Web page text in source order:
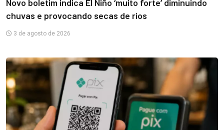
Novo boletim indica El Niño ‘muito forte’ diminuindo
chuvas e provocando secas de rios
3 de agosto de 2026